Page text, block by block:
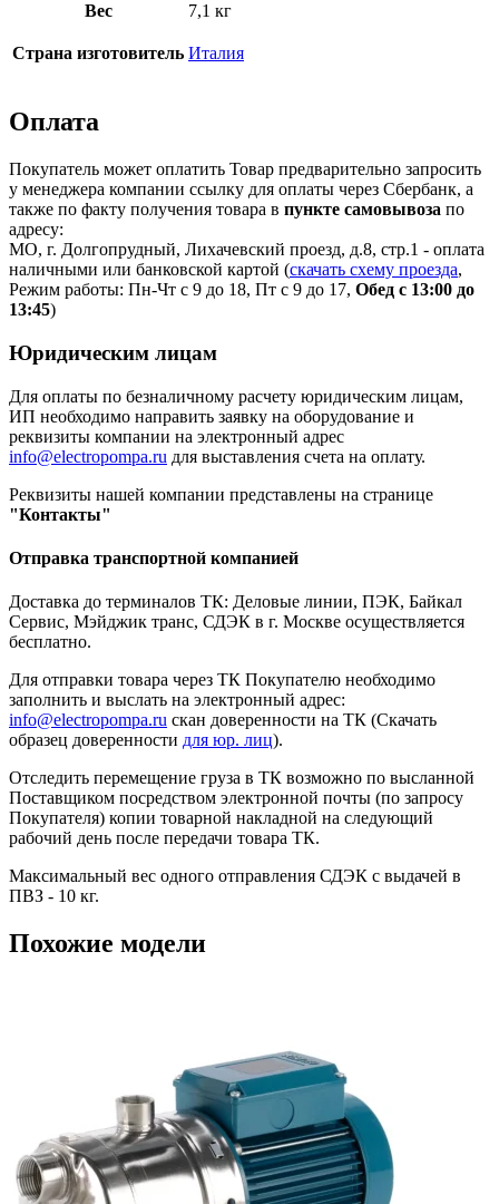
Вес 7,1 кг
Страна изготовитель Италия
Оплата
Покупатель может оплатить Товар предварительно запросить
у менеджера компании ссылку для оплаты через Сбербанк, а
также по факту получения товара в пункте самовывоза по
адресу:
МО, г. Долгопрудный, Лихачевский проезд, д.8, стр.1 - оплата
наличными или банковской картой (скачать схему проезда,
Режим работы: Пн-Чт с 9 до 18, Пт с 9 до 17, Обед с 13:00 до
13:45)
Юридическим лицам
Для оплаты по безналичному расчету юридическим лицам,
ИП необходимо направить заявку на оборудование и
реквизиты компании на электронный адрес
info@electropompa.ru для выставления счета на оплату.
Реквизиты нашей компании представлены на странице
"Контакты"
Отправка транспортной компанией
Доставка до терминалов ТК: Деловые линии, ПЭК, Байкал
Сервис, Мэйджик транс, СДЭК в г. Москве осуществляется
бесплатно.
Для отправки товара через ТК Покупателю необходимо
заполнить и выслать на электронный адрес:
info@electropompa.ru скан доверенности на ТК (Скачать
образец доверенности для юр. лиц).
Отследить перемещение груза в ТК возможно по высланной
Поставщиком посредством электронной почты (по запросу
Покупателя) копии товарной накладной на следующий
рабочий день после передачи товара ТК.
Максимальный вес одного отправления СДЭК с выдачей в
ПВЗ - 10 кг.
Похожие модели